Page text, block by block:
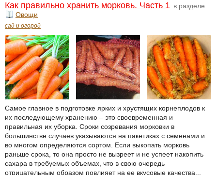
Как правильно хранить морковь. Часть 1 в разделе
Овощи
сад и огород
Самое главное в подготовке ярких и хрустящих корнеплодов к
их последующему хранению – это своевременная и
правильная их уборка. Сроки созревания морковки в
большинстве случаев указываются на пакетиках с семенами и
во многом определяются сортом. Если выкопать морковь
раньше срока, то она просто не вызреет и не успеет накопить
сахара в требуемых объемах, что в свою очередь
отрицательным образом повлияет на ее вкусовые качества...